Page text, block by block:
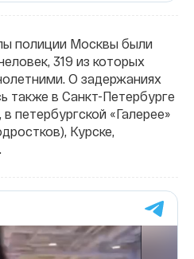
полиции Москвы были
319 из которых
О задержаниях
также в Санкт-Петербурге
петербургской «Галерее»
Курске,